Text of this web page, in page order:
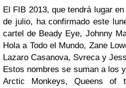
El FIB 2013, que tendrá lugar
de julio, ha confirmado este
cartel de Beady Eye, Johnny
Hola a Todo el Mundo, Zane
Lazaro Casanova, Svreca y
Estos nombres se suman a los
Arctic Monkeys, Queens of